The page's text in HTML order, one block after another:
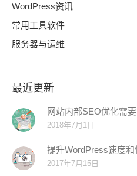
WordPress资讯
常用工具软件
服务器与运维
最近更新
网站内部SEO优化需
2018年7月1日
提升WordPress速度
2017年7月15日